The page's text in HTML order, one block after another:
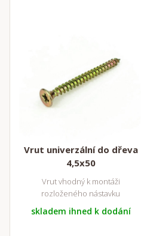
Vrut univerzální do dřeva
4,5x50
Vrut vhodný k montáži
rozloženého nástavku
skladem ihned k dodání